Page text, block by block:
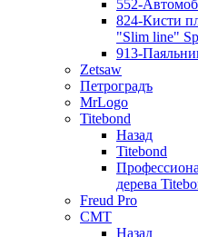
552-
824-Кисти
"Slim line"
913-
Zetsaw
Петроградъ
MrLogo
Titebond
Назад
Titebond
дерева
Freud Pro
CMT
Назад